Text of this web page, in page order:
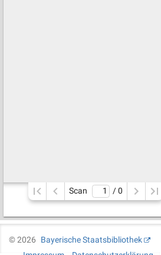
Scan / 0
©2026
Bayerische Staatsbibliothek